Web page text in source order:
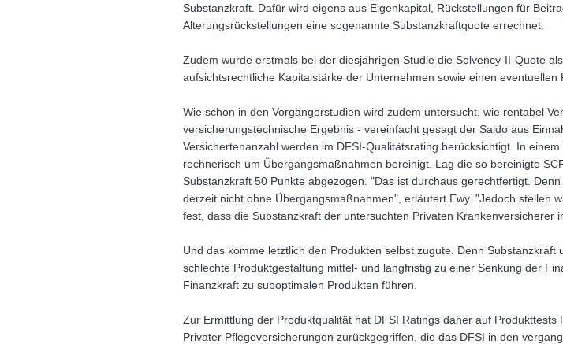
Substanzkraft. Dafür wird eigens aus Eigenkapital, Rückstellungen für
Alterungsrückstellungen eine sogenannte Substanzkraftquote errechnet.
Zudem wurde erstmals bei der diesjährigen Studie die Solvency-II-Quote
aufsichtsrechtliche Kapitalstärke der Unternehmen sowie einen eventuellen
Wie schon in den Vorgängerstudien wird zudem untersucht, wie rentabel
versicherungstechnische Ergebnis - vereinfacht gesagt der Saldo aus
Versichertenanzahl werden im DFSI-Qualitätsrating berücksichtigt. In
rechnerisch um Übergangsmaßnahmen bereinigt. Lag die so bereinigte
Substanzkraft 50 Punkte abgezogen. "Das ist durchaus gerechtfertigt.
derzeit nicht ohne Übergangsmaßnahmen", erläutert Ewy. "Jedoch stellen
fest, dass die Substanzkraft der untersuchten Privaten Krankenversicherer
Und das komme letztlich den Produkten selbst zugute. Denn
schlechte Produktgestaltung mittel- und langfristig zu einer Senkung der
Finanzkraft zu suboptimalen Produkten führen.
Zur Ermittlung der Produktqualität hat DFSI Ratings daher auf
Privater Pflegeversicherungen zurückgegriffen, die das DFSI in den